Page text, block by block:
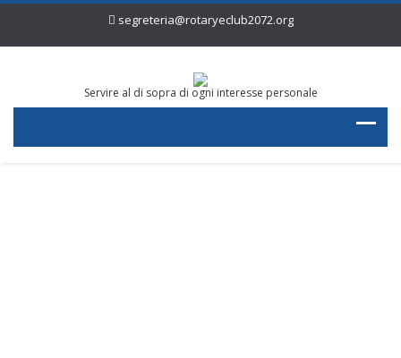
segreteria@rotaryeclub2072.org
Servire al di sopra di ogni interesse personale